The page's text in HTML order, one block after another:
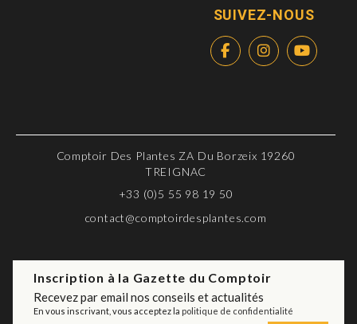
SUIVEZ-NOUS
Comptoir Des Plantes ZA Du Borzeix 19260
TREIGNAC
+33 (0)5 55 98 19 50
contact@comptoirdesplantes.com
Inscription à la Gazette du Comptoir
Recevez par email nos conseils et actualités
En vous inscrivant, vous acceptez la politique de confidentialité